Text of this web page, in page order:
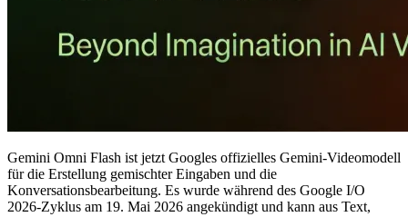
Gemini Omni Flash ist jetzt Googles offizielles Gemini-Videomodell
für die Erstellung gemischter Eingaben und die
Konversationsbearbeitung. Es wurde während des Google I/O
2026-Zyklus am 19. Mai 2026 angekündigt und kann aus Text,